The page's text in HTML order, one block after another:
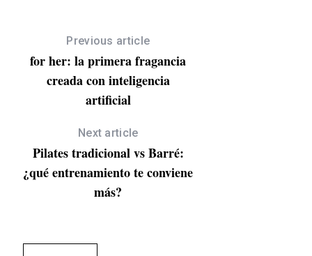
Previous article
for her: la primera fragancia
creada con inteligencia
artificial
Next article
Pilates tradicional vs Barré:
¿qué entrenamiento te conviene
más?